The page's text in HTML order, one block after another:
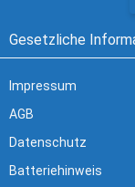
Gesetzliche
Impressum
AGB
Datenschutz
Batteriehinweis